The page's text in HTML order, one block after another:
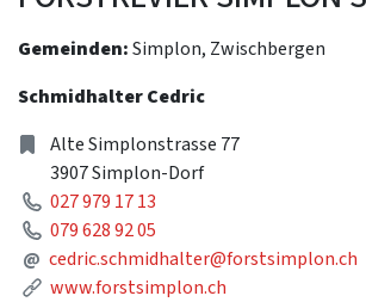
Gemeinden:Simplon, Zwischbergen
Schmidhalter Cedric
Address
Alte Simplonstrasse 77
3907 Simplon-Dorf
Phone
027 979 17 13
Phone
079 628 92 05
@ Mail
cedric.schmidhalter@forstsimplon.ch
Link
www.forstsimplon.ch